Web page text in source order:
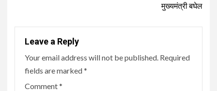
मुख्यमंत्री बघेल
Leave a Reply
Your email address will not be published. Required
fields are marked*
Comment*